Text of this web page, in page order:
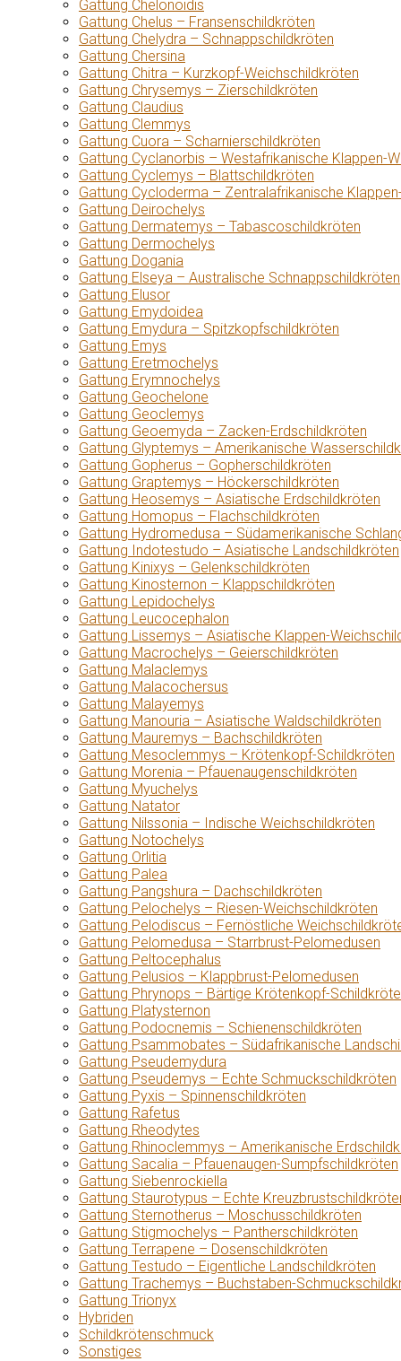
Gattung Chelonoidis
Gattung Chelus – Fransenschildkröten
Gattung Chelydra – Schnappschildkröten
Gattung Chersina
Gattung Chitra – Kurzkopf-Weichschildkröten
Gattung Chrysemys – Zierschildkröten
Gattung Claudius
Gattung Clemmys
Gattung Cuora – Scharnierschildkröten
Gattung Cyclanorbis – Westafrikanische Klappen-
Gattung Cyclemys – Blattschildkröten
Gattung Cycloderma – Zentralafrikanische
Gattung Deirochelys
Gattung Dermatemys – Tabascoschildkröten
Gattung Dermochelys
Gattung Dogania
Gattung Elseya – Australische Schnappschildkröten
Gattung Elusor
Gattung Emydoidea
Gattung Emydura – Spitzkopfschildkröten
Gattung Emys
Gattung Eretmochelys
Gattung Erymnochelys
Gattung Geochelone
Gattung Geoclemys
Gattung Geoemyda – Zacken-Erdschildkröten
Gattung Glyptemys – Amerikanische
Gattung Gopherus – Gopherschildkröten
Gattung Graptemys – Höckerschildkröten
Gattung Heosemys – Asiatische Erdschildkröten
Gattung Homopus – Flachschildkröten
Gattung Hydromedusa – Südamerikanische
Gattung Indotestudo – Asiatische Landschildkröten
Gattung Kinixys – Gelenkschildkröten
Gattung Kinosternon – Klappschildkröten
Gattung Lepidochelys
Gattung Leucocephalon
Gattung Lissemys – Asiatische Klappen-
Gattung Macrochelys – Geierschildkröten
Gattung Malaclemys
Gattung Malacochersus
Gattung Malayemys
Gattung Manouria – Asiatische Waldschildkröten
Gattung Mauremys – Bachschildkröten
Gattung Mesoclemmys – Krötenkopf-Schildkröten
Gattung Morenia – Pfauenaugenschildkröten
Gattung Myuchelys
Gattung Natator
Gattung Nilssonia – Indische Weichschildkröten
Gattung Notochelys
Gattung Orlitia
Gattung Palea
Gattung Pangshura – Dachschildkröten
Gattung Pelochelys – Riesen-Weichschildkröten
Gattung Pelodiscus – Fernöstliche
Gattung Pelomedusa – Starrbrust-Pelomedusen
Gattung Peltocephalus
Gattung Pelusios – Klappbrust-Pelomedusen
Gattung Phrynops – Bärtige Krötenkopf-
Gattung Platysternon
Gattung Podocnemis – Schienenschildkröten
Gattung Psammobates – Südafrikanische
Gattung Pseudemydura
Gattung Pseudemys – Echte Schmuckschildkröten
Gattung Pyxis – Spinnenschildkröten
Gattung Rafetus
Gattung Rheodytes
Gattung Rhinoclemmys – Amerikanische
Gattung Sacalia – Pfauenaugen-Sumpfschildkröten
Gattung Siebenrockiella
Gattung Staurotypus – Echte
Gattung Sternotherus – Moschusschildkröten
Gattung Stigmochelys – Pantherschildkröten
Gattung Terrapene – Dosenschildkröten
Gattung Testudo – Eigentliche Landschildkröten
Gattung Trachemys – Buchstaben-
Gattung Trionyx
Hybriden
Schildkrötenschmuck
Sonstiges